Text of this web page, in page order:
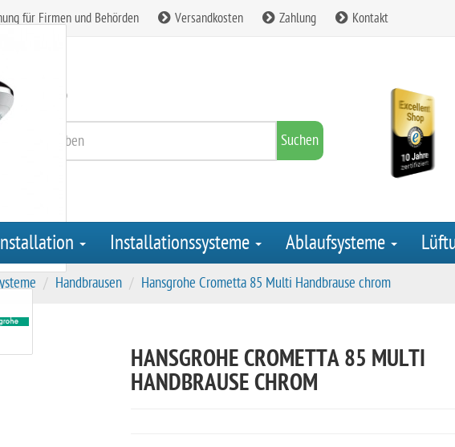
für Firmen und Behörden Versandkosten Zahlung Kontakt
90 85 260
Suchen
Installation Installationssysteme Ablaufsysteme
Handbrausen Hansgrohe Crometta 85 Multi Handbrause chrom
HANSGROHE CROMETTA 85 MULTI
HANDBRAUSE CHROM